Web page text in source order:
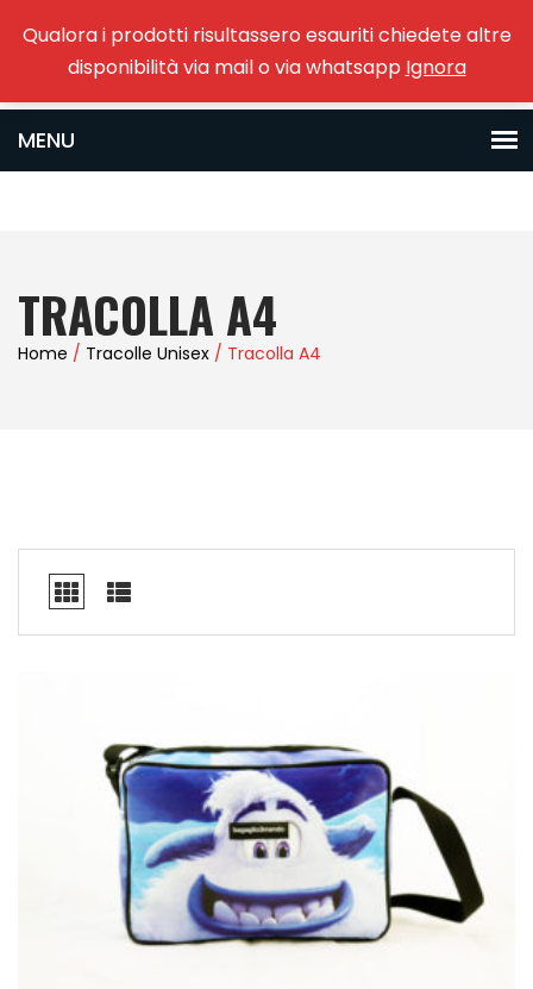
TRACOLLA A4
Home / Tracolle Unisex / Tracolla A4
Qualora i prodotti risultassero esauriti chiedete altre
disponibilità via mail o via whatsapp Ignora